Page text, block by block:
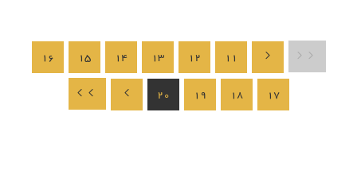
11
12
13
14
15
16
17
18
19
20